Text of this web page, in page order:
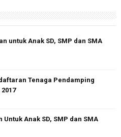
untuk Anak SD, SMP dan SMA
Tenaga Pendamping
Untuk Anak SD, SMP dan SMA